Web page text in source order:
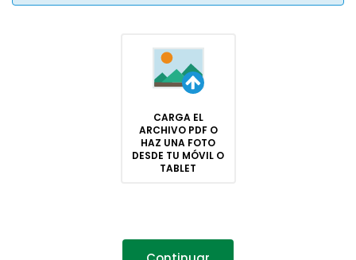
CARGA EL
ARCHIVO PDF O
HAZ UNA FOTO
DESDE TU MÓVIL O
TABLET